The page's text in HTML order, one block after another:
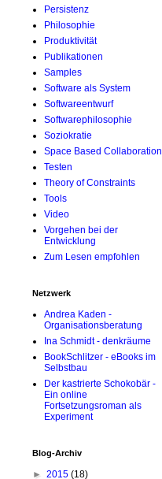
Persistenz
Philosophie
Produktivität
Publikationen
Samples
Software als System
Softwareentwurf
Softwarephilosophie
Soziokratie
Space Based Collaboration
Testen
Theory of Constraints
Tools
Video
Vorgehen bei der
Entwicklung
Zum Lesen empfohlen
Netzwerk
Andrea Kaden -
Organisationsberatung
Ina Schmidt - denkräume
BookSchlitzer - eBooks im
Selbstbau
Der kastrierte Schokobär -
Ein online
Fortsetzungsroman als
Experiment
Blog-Archiv
► 2015 (18)